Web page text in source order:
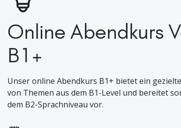
Online Abendkurs
B1+
Unser online Abendkurs B1+ bietet ein
von Themen aus dem B1-Level und bereitet
dem B2-Sprachniveau vor.